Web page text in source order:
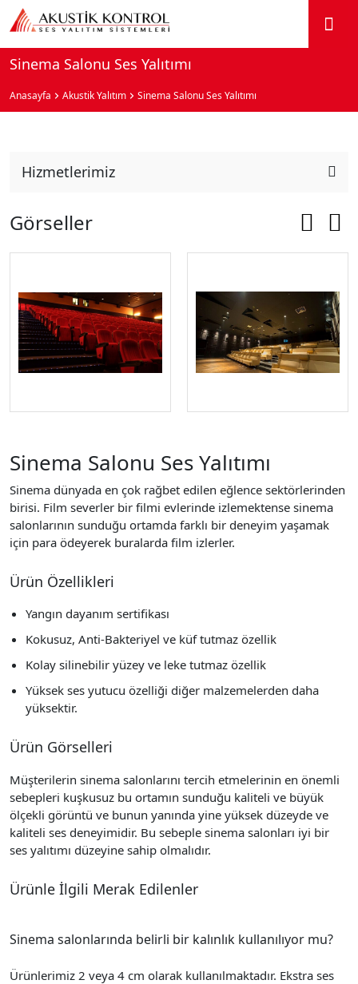
Sinema Salonu Ses Yalıtımı
Anasayfa Akustik Yalıtım Sinema Salonu Ses Yalıtımı
Hizmetlerimiz
Görseller
Sinema Salonu Ses Yalıtımı
Sinema dünyada en çok rağbet edilen eğlence sektörlerinden
birisi. Film severler bir filmi evlerinde izlemektense sinema
salonlarının sunduğu ortamda farklı bir deneyim yaşamak
için para ödeyerek buralarda film izlerler.
Ürün Özellikleri
Yangın dayanım sertifikası
Kokusuz, Anti-Bakteriyel ve küf tutmaz özellik
Kolay silinebilir yüzey ve leke tutmaz özellik
Yüksek ses yutucu özelliği diğer malzemelerden daha
yüksektir.
Ürün Görselleri
Müşterilerin sinema salonlarını tercih etmelerinin en önemli
sebepleri kuşkusuz bu ortamın sunduğu kaliteli ve büyük
ölçekli görüntü ve bunun yanında yine yüksek düzeyde ve
kaliteli ses deneyimidir. Bu sebeple sinema salonları iyi bir
ses yalıtımı düzeyine sahip olmalıdır.
Ürünle İlgili Merak Edilenler
Sinema salonlarında belirli bir kalınlık kullanılıyor mu?
Ürünlerimiz 2 veya 4 cm olarak kullanılmaktadır. Ekstra ses